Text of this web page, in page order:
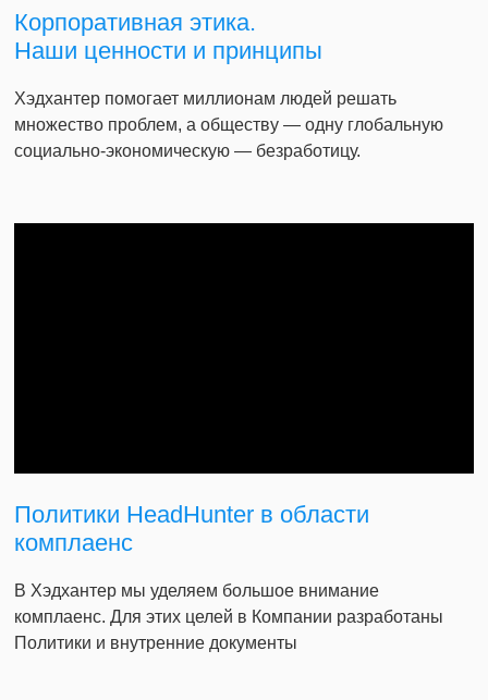
Корпоративная этика.
Наши ценности и принципы
Хэдхантер помогает миллионам людей решать
множество проблем, а обществу — одну глобальную
социально-экономическую — безработицу.
Политики HeadHunter в области
комплаенс
В Хэдхантер мы уделяем большое внимание
комплаенс. Для этих целей в Компании разработаны
Политики и внутренние документы